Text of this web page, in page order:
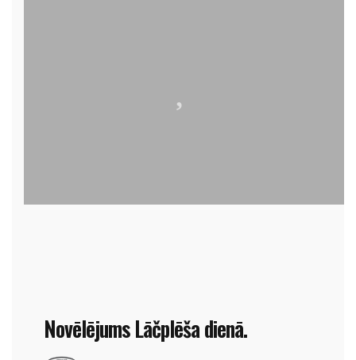
Novēlējums Lāčplēša dienā.